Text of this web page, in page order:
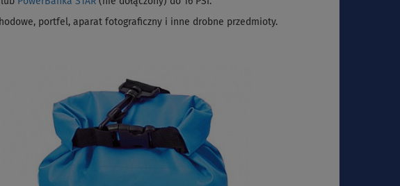
portfel, aparat fotograficzny i inne drobne przedmioty.